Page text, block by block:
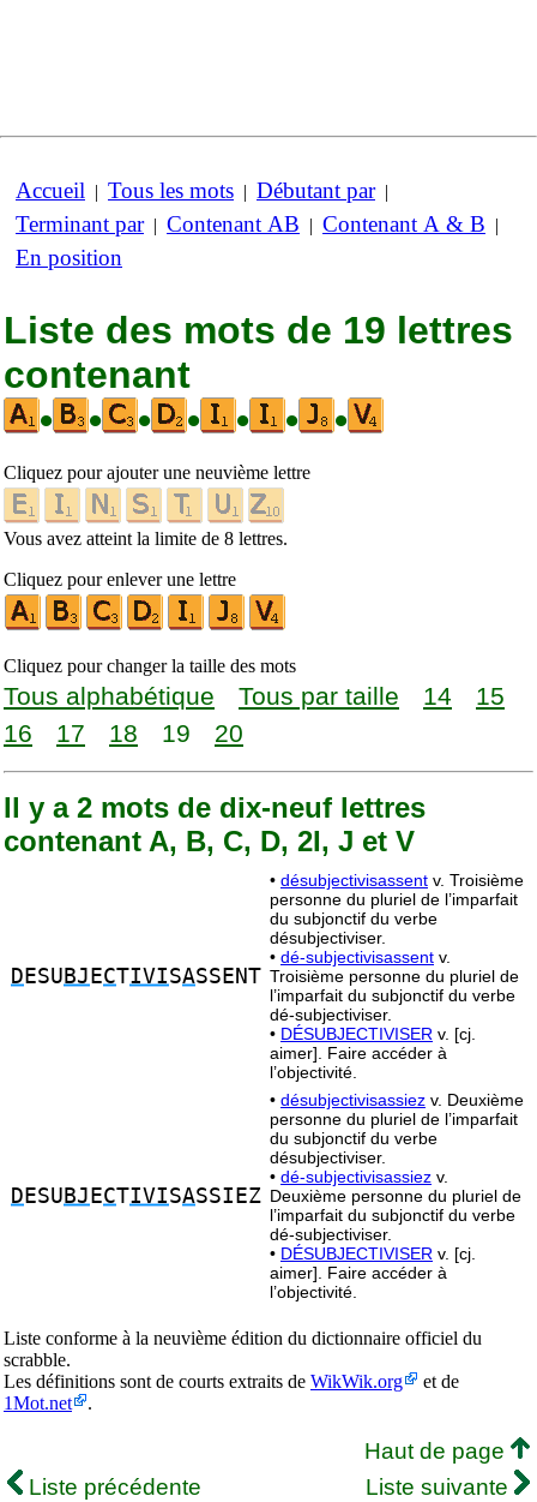
Accueil | Tous les mots | Débutant par|
Terminant par| Contenant AB | Contenant A & B |
En position
Liste des mots de 19 lettres
contenant
•
• • • • • •
Cliquez pour ajouter une neuvième lettre
Vous avez atteint la limite de 8 lettres.
Cliquez pour enlever une lettre
Cliquez pour changer la taille des mots
Tous alphabétique Tous par taille 14
15
16
17 18 19 20
Il y a 2 mots de dix-neuf lettres
contenant A, B, C, D, 2I, J et V
D ESU BJ ECTIVISASSENT
• désubjectivisassent v. Troisième
personne du pluriel de l’imparfait
du subjonctif du verbe
désubjectiviser.
• dé-subjectivisassent v.
Troisième personne du pluriel de
l’imparfait du subjonctif du verbe
dé-subjectiviser.
• DÉSUBJECTIVISER v. [cj.
aimer]. Faire accéder à
l’objectivité.
D ESU BJ ECTIVISASSIEZ
• désubjectivisassiez v. Deuxième
personne du pluriel de l’imparfait
du subjonctif du verbe
désubjectiviser.
• dé-subjectivisassiez v.
Deuxième personne du pluriel de
l’imparfait du subjonctif du verbe
dé-subjectiviser.
• DÉSUBJECTIVISER v. [cj.
aimer]. Faire accéder à
l’objectivité.
Liste conforme à la neuvième édition du dictionnaire officiel du
scrabble.
Les définitions sont de courts extraits de WikWik.org
et de
1Mot.net
.
Haut de page
Liste précédente
Liste suivante